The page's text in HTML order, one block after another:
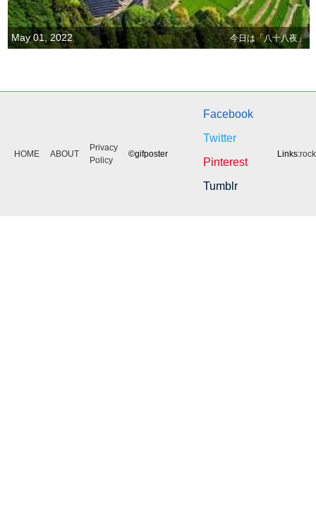
May 01, 2022 今日は「八十八夜」
HOME ABOUT
Privacy
Policy
©gifposter
Facebook
Twitter
Pinterest
Tumblr
Links: